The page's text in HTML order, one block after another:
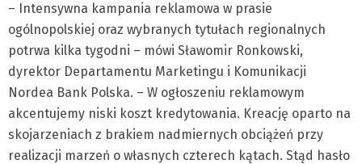
– Intensywna kampania reklamowa w prasie
ogólnopolskiej oraz wybranych tytułach regionalnych
potrwa kilka tygodni – mówi Sławomir Ronkowski,
dyrektor Departamentu Marketingu i Komunikacji
Nordea Bank Polska. – W ogłoszeniu reklamowym
akcentujemy niski koszt kredytowania. Kreację oparto na
skojarzeniach z brakiem nadmiernych obciążeń przy
realizacji marzeń o własnych czterech kątach. Stąd hasło